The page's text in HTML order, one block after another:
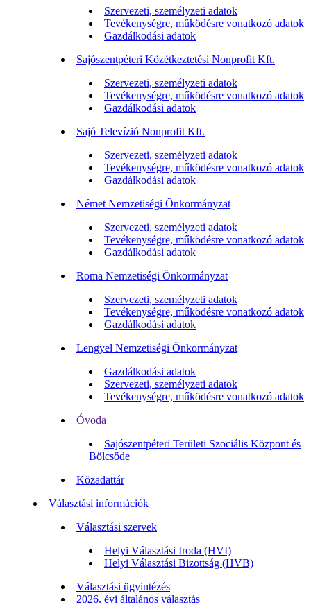
Szervezeti, személyzeti adatok
Tevékenységre, működésre vonatkozó adatok
Gazdálkodási adatok
Sajószentpéteri Közétkeztetési Nonprofit Kft.
Szervezeti, személyzeti adatok
Tevékenységre, működésre vonatkozó adatok
Gazdálkodási adatok
Sajó Televízió Nonprofit Kft.
Szervezeti, személyzeti adatok
Tevékenységre, működésre vonatkozó adatok
Gazdálkodási adatok
Német Nemzetiségi Önkormányzat
Szervezeti, személyzeti adatok
Tevékenységre, működésre vonatkozó adatok
Gazdálkodási adatok
Roma Nemzetiségi Önkormányzat
Szervezeti, személyzeti adatok
Tevékenységre, működésre vonatkozó adatok
Gazdálkodási adatok
Lengyel Nemzetiségi Önkormányzat
Gazdálkodási adatok
Szervezeti, személyzeti adatok
Tevékenységre, működésre vonatkozó adatok
Óvoda
Sajószentpéteri Területi Szociális Központ és
Bölcsőde
Közadattár
Választási információk
Választási szervek
Helyi Választási Iroda (HVI)
Helyi Választási Bizottság (HVB)
Választási ügyintézés
2026. évi általános választás